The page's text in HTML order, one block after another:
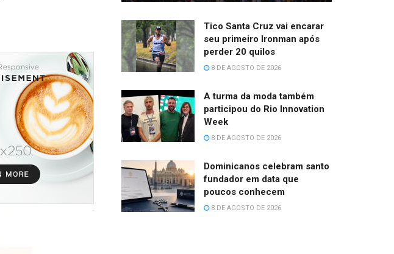
Tico Santa Cruz vai encarar
seu primeiro Ironman após
perder 20 quilos
8 DE AGOSTO DE 2026
A turma da moda também
participou do Rio Innovation
Week
8 DE AGOSTO DE 2026
Dominicanos celebram santo
fundador em data que
poucos conhecem
8 DE AGOSTO DE 2026